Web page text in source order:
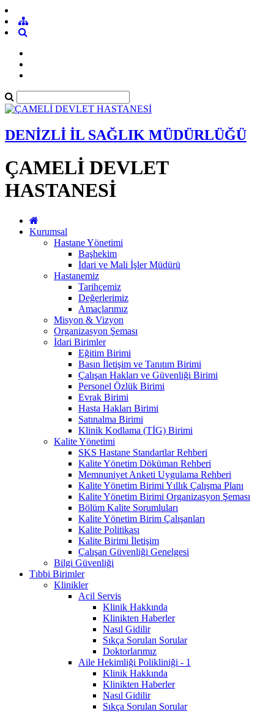
DENİZLİ İL SAĞLIK MÜDÜRLÜĞÜ
ÇAMELİ DEVLET
HASTANESİ
Kurumsal
Hastane Yönetimi
Başhekim
İdari ve Mali İşler Müdürü
Hastanemiz
Tarihçemiz
Değerlerimiz
Amaçlarımız
Misyon & Vizyon
Organizasyon Şeması
İdari Birimler
Eğitim Birimi
Basın İletişim ve Tanıtım Birimi
Çalışan Hakları ve Güvenliği Birimi
Personel Özlük Birimi
Evrak Birimi
Hasta Hakları Birimi
Satınalma Birimi
Klinik Kodlama (TİG) Birimi
Kalite Yönetimi
SKS Hastane Standartlar Rehberi
Kalite Yönetim Döküman Rehberi
Memnuniyet Anketi Uygulama Rehberi
Kalite Yönetim Birimi Yıllık Çalışma Planı
Kalite Yönetim Birimi Organizasyon Şeması
Bölüm Kalite Sorumluları
Kalite Yönetim Birim Çalışanları
Kalite Politikası
Kalite Birimi İletişim
Çalışan Güvenliği Genelgesi
Bilgi Güvenliği
Tıbbi Birimler
Klinikler
Acil Servis
Klinik Hakkında
Klinikten Haberler
Nasıl Gidilir
Sıkça Sorulan Sorular
Doktorlarımız
Aile Hekimliği Polikliniği - 1
Klinik Hakkında
Klinikten Haberler
Nasıl Gidilir
Sıkça Sorulan Sorular